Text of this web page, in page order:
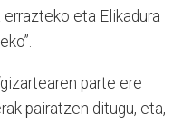
eta Elikadura
parte ere
pairatzen ditugu, eta,